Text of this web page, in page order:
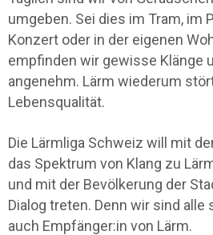
Täglich sind wir von Geräuschen
umgeben. Sei dies im Tram, im
Konzert oder in der eigenen
empfinden wir gewisse Klänge
Lebensqualität.
Die Lärmliga Schweiz will mit
das Spektrum von Klang zu
und mit der Bevölkerung der